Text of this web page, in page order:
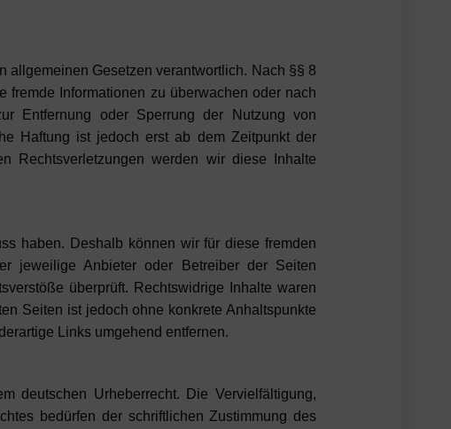
allgemeinen Gesetzen verantwortlich. Nach §§ 8
fremde Informationen zu überwachen oder nach
Entfernung oder Sperrung der Nutzung von
Haftung ist jedoch erst ab dem Zeitpunkt der
Rechtsverletzungen werden wir diese Inhalte
haben. Deshalb können wir für diese fremden
jeweilige Anbieter oder Betreiber der Seiten
überprüft. Rechtswidrige Inhalte waren
Seiten ist jedoch ohne konkrete Anhaltspunkte
Links umgehend entfernen.
deutschen Urheberrecht. Die Vervielfältigung,
bedürfen der schriftlichen Zustimmung des